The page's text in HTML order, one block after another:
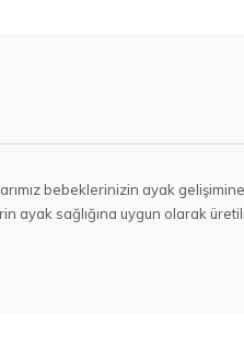
bebeklerinizin ayak
ayak sağlığına uygun olarak